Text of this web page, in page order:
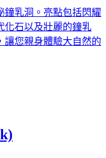
鐘乳洞。亮點包括閃耀
化石以及壯麗的鐘乳
讓您親身體驗大自然的